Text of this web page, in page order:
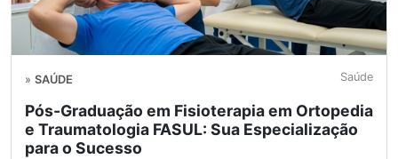
» SAÚDE Saúde
Pós-Graduação em Fisioterapia em Ortopedia
e Traumatologia FASUL: Sua Especialização
para o Sucesso